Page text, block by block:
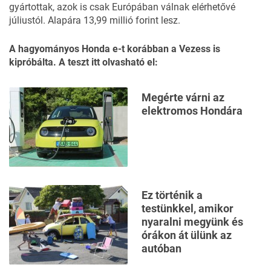
gyártottak, azok is csak Európában válnak elérhetővé
júliustól. Alapára 13,99 millió forint lesz.
A hagyományos Honda e-t korábban a Vezess is
kipróbálta. A teszt itt olvasható el:
Megérte várni az
elektromos Hondára
Ez történik a
testünkkel, amikor
nyaralni megyünk és
órákon át ülünk az
autóban